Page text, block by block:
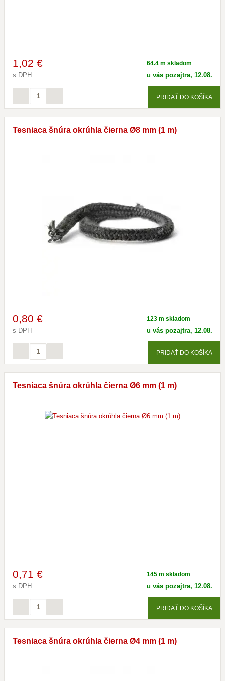
1,02 €
s DPH
64.4 m skladom
u vás pozajtra, 12.08.
PRIDAŤ DO KOŠÍKA
Tesniaca šnúra okrúhla čierna Ø8 mm (1 m)
0,80 €
s DPH
123 m skladom
u vás pozajtra, 12.08.
PRIDAŤ DO KOŠÍKA
Tesniaca šnúra okrúhla čierna Ø6 mm (1 m)
0,71 €
s DPH
145 m skladom
u vás pozajtra, 12.08.
PRIDAŤ DO KOŠÍKA
Tesniaca šnúra okrúhla čierna Ø4 mm (1 m)